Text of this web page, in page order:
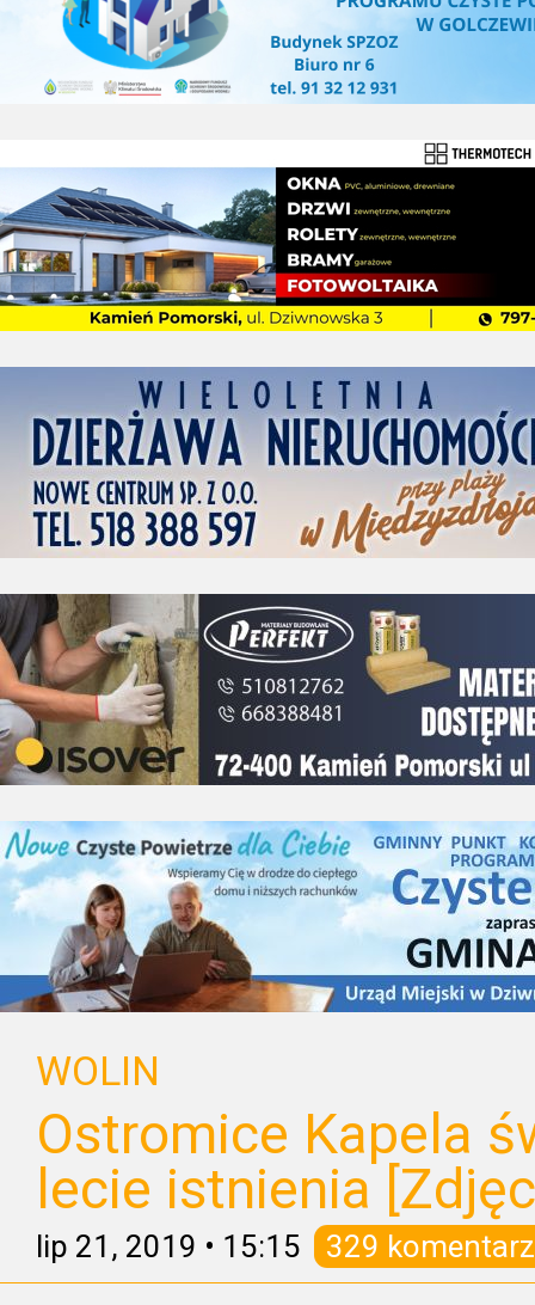
WOLIN
Ostromice Kapela
lecie istnienia
lip 21, 2019 • 15:15 329